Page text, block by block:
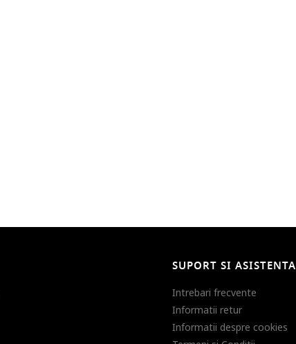
SUPORT SI ASISTENTA
Intrebari frecvente
Informatii retur
Informatii despre cookies